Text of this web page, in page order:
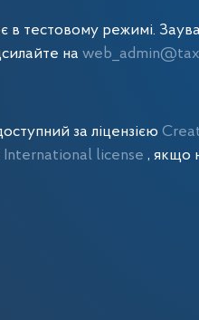
в тестовому режимі.
на
за ліцензією
license , якщо